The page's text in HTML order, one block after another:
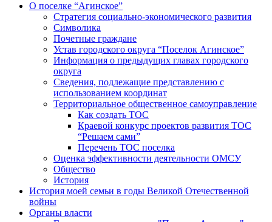
О поселке “Агинское”
Стратегия социально-экономического развития
Символика
Почетные граждане
Устав городского округа “Поселок Агинское”
Информация о предыдущих главах городского
округа
Сведения, подлежащие представлению с
использованием координат
Территориальное общественное самоуправление
Как создать ТОС
Краевой конкурс проектов развития ТОС
“Решаем сами”
Перечень ТОС поселка
Оценка эффективности деятельности ОМСУ
Общество
История
История моей семьи в годы Великой Отечественной
войны
Органы власти